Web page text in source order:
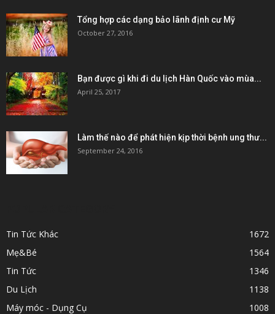
Tổng hợp các dạng bảo lãnh định cư Mỹ
October 27, 2016
Bạn được gì khi đi du lịch Hàn Quốc vào mùa...
April 25, 2017
Làm thế nào để phát hiện kịp thời bệnh ung thư...
September 24, 2016
Tin Tức Khác
1672
Mẹ&Bé
1564
Tin Tức
1346
Du Lịch
1138
Máy móc - Dụng Cụ
1008